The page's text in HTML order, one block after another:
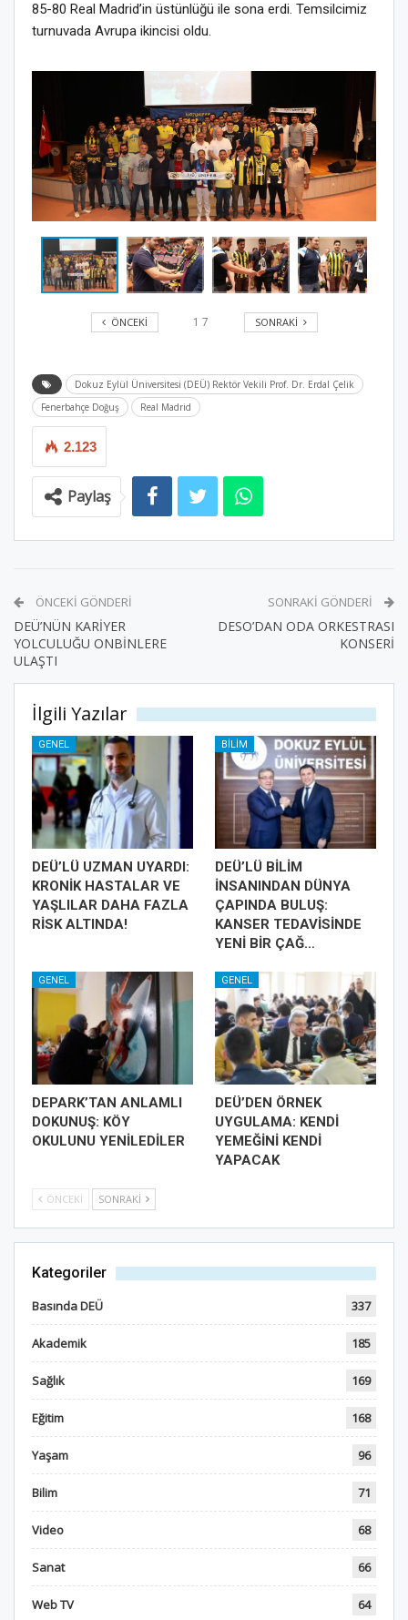
85-80 Real Madrid’in üstünlüğü ile sona erdi. Temsilcimiz
turnuvada Avrupa ikincisi oldu.
ÖNCEKI 1 7 SONRAKI
Dokuz Eylül Üniversitesi (DEÜ) Rektör Vekili Prof. Dr. Erdal Çelik
Fenerbahçe Doğuş
Real Madrid
2.123
Paylaş
ÖNCEKI GÖNDERI
DEÜ’NÜN KARİYER
YOLCULUĞU ONBİNLERE
ULAŞTI
SONRAKI GÖNDERI
DESO’DAN ODA ORKESTRASI
KONSERİ
İlgili Yazılar
GENEL
DEÜ’LÜ UZMAN UYARDI:
KRONİK HASTALAR VE
YAŞLILAR DAHA FAZLA
RİSK ALTINDA!
BILIM
DEÜ’LÜ BİLİM
İNSANINDAN DÜNYA
ÇAPINDA BULUŞ:
KANSER TEDAVİSİNDE
YENİ BİR ÇAĞ…
GENEL
DEPARK’TAN ANLAMLI
DOKUNUŞ: KÖY
OKULUNU YENİLEDİLER
GENEL
DEÜ’DEN ÖRNEK
UYGULAMA: KENDİ
YEMEĞİNİ KENDİ
YAPACAK
ÖNCEKI SONRAKI
Kategoriler
Basında DEÜ 337
Akademik 185
Sağlık 169
Eğitim 168
Yaşam 96
Bilim 71
Video 68
Sanat 66
Web TV 64